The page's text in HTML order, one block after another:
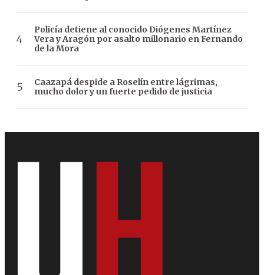
Policía detiene al conocido Diógenes Martínez
Vera y Aragón por asalto millonario en Fernando
de la Mora
Caazapá despide a Roselín entre lágrimas,
mucho dolor y un fuerte pedido de justicia